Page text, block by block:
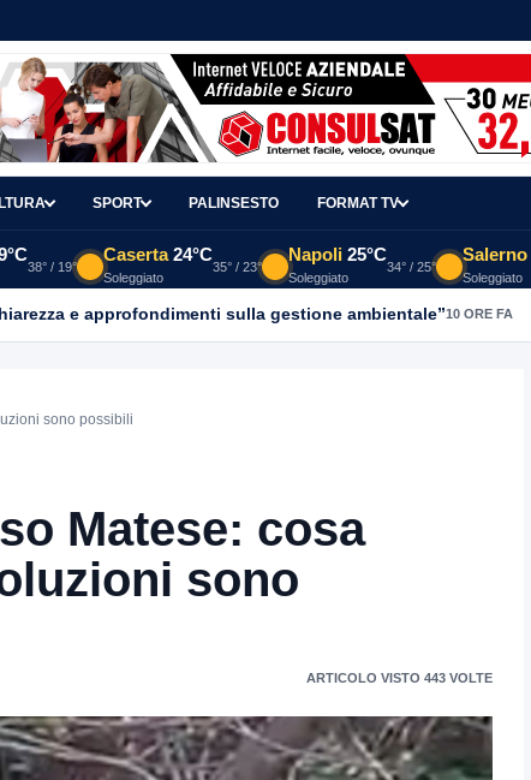
SPORT PALINSESTO FORMAT TV
38° / 19°
Caserta 24°C
Soleggiato
35° / 23°
Napoli 25°C
Soleggiato
34° / 25°
Salerno
Soleggiato
e approfondimenti sulla gestione ambientale”10 ORE FA
sono possibili
Matese: cosa
sono
ARTICOLO VISTO 443 VOLTE